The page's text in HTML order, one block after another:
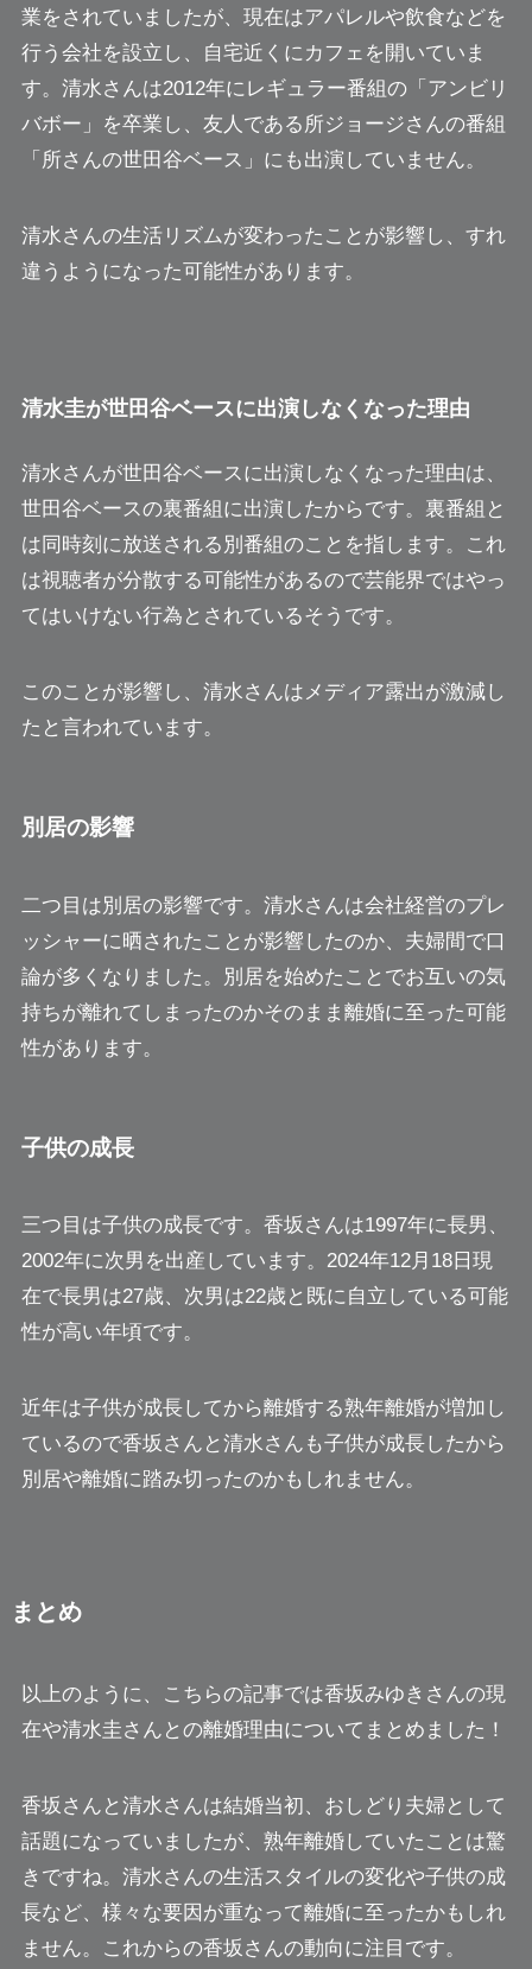
業をされていましたが、現在はアパレルや飲食などを
行う会社を設立し、自宅近くにカフェを開いていま
す。清水さんは2012年にレギュラー番組の「アンビリ
バボー」を卒業し、友人である所ジョージさんの番組
「所さんの世田谷ベース」にも出演していません。
清水さんの生活リズムが変わったことが影響し、すれ
違うようになった可能性があります。
清水圭が世田谷ベースに出演しなくなった理由
清水さんが世田谷ベースに出演しなくなった理由は、
世田谷ベースの裏番組に出演したからです。裏番組と
は同時刻に放送される別番組のことを指します。これ
は視聴者が分散する可能性があるので芸能界ではやっ
てはいけない行為とされているそうです。
このことが影響し、清水さんはメディア露出が激減し
たと言われています。
別居の影響
二つ目は別居の影響です。清水さんは会社経営のプレ
ッシャーに晒されたことが影響したのか、夫婦間で口
論が多くなりました。別居を始めたことでお互いの気
持ちが離れてしまったのかそのまま離婚に至った可能
性があります。
子供の成長
三つ目は子供の成長です。香坂さんは1997年に長男、
2002年に次男を出産しています。2024年12月18日現
在で長男は27歳、次男は22歳と既に自立している可能
性が高い年頃です。
近年は子供が成長してから離婚する熟年離婚が増加し
ているので香坂さんと清水さんも子供が成長したから
別居や離婚に踏み切ったのかもしれません。
まとめ
以上のように、こちらの記事では香坂みゆきさんの現
在や清水圭さんとの離婚理由についてまとめました！
香坂さんと清水さんは結婚当初、おしどり夫婦として
話題になっていましたが、熟年離婚していたことは驚
きですね。清水さんの生活スタイルの変化や子供の成
長など、様々な要因が重なって離婚に至ったかもしれ
ません。これからの香坂さんの動向に注目です。